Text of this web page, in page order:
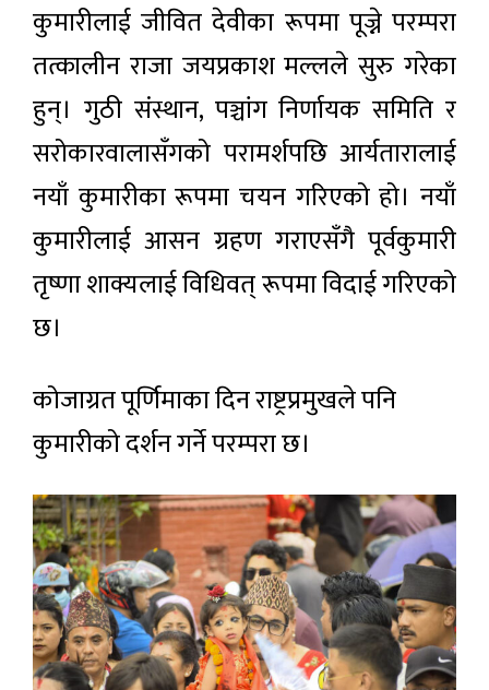
कुमारीलाई जीवित देवीका रूपमा पूज्ने परम्परा
तत्कालीन राजा जयप्रकाश मल्लले सुरु गरेका
हुन्। गुठी संस्थान, पञ्चांग निर्णायक समिति र
सरोकारवालासँगको परामर्शपछि आर्यतारालाई
नयाँ कुमारीका रूपमा चयन गरिएको हो। नयाँ
कुमारीलाई आसन ग्रहण गराएसँगै पूर्वकुमारी
तृष्णा शाक्यलाई विधिवत् रूपमा विदाई गरिएको
छ।
कोजाग्रत पूर्णिमाका दिन राष्ट्रप्रमुखले पनि
कुमारीको दर्शन गर्ने परम्परा छ।